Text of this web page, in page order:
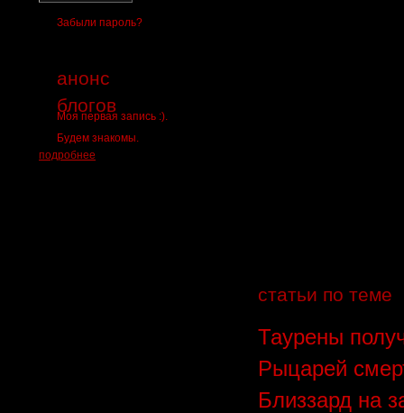
Забыли пароль?
анонс
блогов
Моя первая запись :).
Будем знакомы.
подробнее
статьи по теме
Таурены
Рыцарей
Близзард на